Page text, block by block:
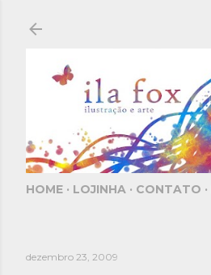
HOME LOJINHA CONTATO
dezembro 23, 2009